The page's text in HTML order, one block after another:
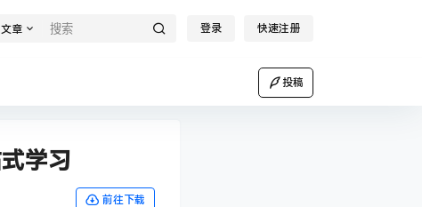
文章 登录 快速注册
投稿
学习
前往下载